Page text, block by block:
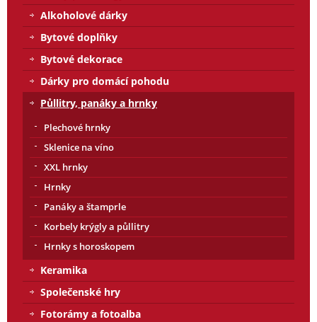
Alkoholové dárky
Bytové doplňky
Bytové dekorace
Dárky pro domácí pohodu
Půllitry, panáky a hrnky
Plechové hrnky
Sklenice na víno
XXL hrnky
Hrnky
Panáky a štamprle
Korbely krýgly a půllitry
Hrnky s horoskopem
Keramika
Společenské hry
Fotorámy a fotoalba